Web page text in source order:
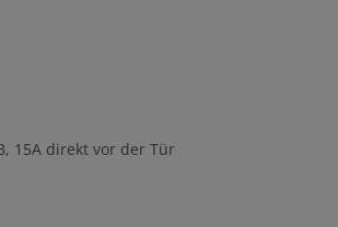
15A direkt vor der Tür